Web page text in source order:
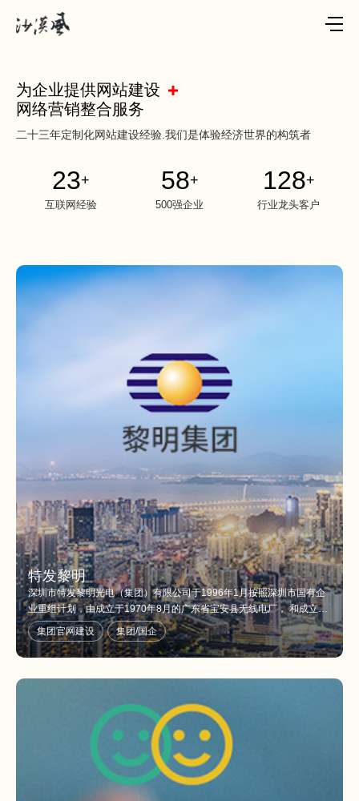
为企业提供网站建设
网络营销整合服务
二十三年定制化网站建设经验.我们是体验经济世界的构筑者
23+
互联网经验
58+
500强企业
128+
行业龙头客户
特发黎明
深圳市特发黎明光电（集团）有限公司于1996年1月按照深圳市国有企
业重组计划，由成立于1970年8月的广东省宝安县无线电厂， 和成立于
1984年10月的深圳市黎明电子企业公司合并而成立。
集团官网建设 集团/国企